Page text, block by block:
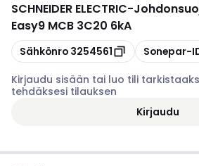
SCHNEIDER ELECTRIC-
Easy9 MCB 3C20 6kA
Kopioi
Sähkönro 3254561 Kopioi
Sonepar-
Kirjaudu sisään tai luo tili
tehdäksesi tilauksen
Kirjaudu